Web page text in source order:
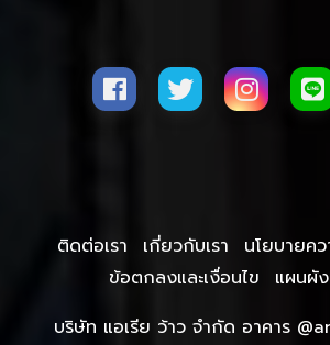
ติดต่อเรา เกี่ยวกับเรา
นโยบายค
ข้อตกลงและเงื่อนไข
แผนผั
บริษัท แอเรีย ว้าว จำกัด อาคาร